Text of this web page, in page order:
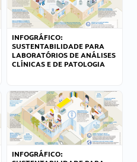
INFOGRÁFICO:
SUSTENTABILIDADE PARA
LABORATÓRIOS DE ANÁLISES
CLÍNICAS E DE PATOLOGIA
INFOGRÁFICO: